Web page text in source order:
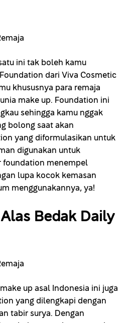
ini tak boleh kamu
dari Viva Cosmetic
khususnya para remaja
make up. Foundation ini
sehingga kamu nggak
bolong saat akan
yang diformulasikan untuk
digunakan untuk
foundation menempel
lupa kocok kemasan
menggunakannya, ya!
Bedak Daily
up asal Indonesia ini juga
yang dilengkapi dengan
tabir surya. Dengan